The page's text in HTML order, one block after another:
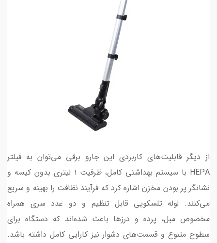
از دیگر قابلیت‌های کاربردی این جارو برقی می‌توان به فیلتر
HEPA با سیستم بهداشتی کامل، ظرفیت ۱ لیتری بدون کیسه و
نشانگر پر بودن مخزن اشاره کرد که فرآیند نظافت را بهینه و سریع
می‌کنند. لوله تلسکوپی قابل تنظیم و دو عدد سری همراه
مخصوص مبل، پرده و درزها باعث شده‌اند که دستگاه برای
سطوح متنوع و قسمت‌های دشوار نیز کارایی کامل داشته باشد.